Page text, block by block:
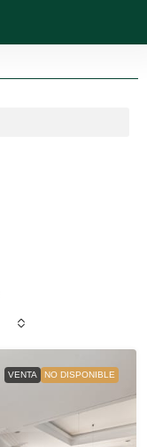
VENTA NO DISPONIBLE